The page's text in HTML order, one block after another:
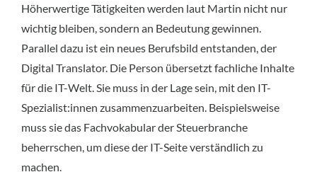
Höherwertige Tätigkeiten werden laut Martin nicht nur
wichtig bleiben, sondern an Bedeutung gewinnen.
Parallel dazu ist ein neues Berufsbild entstanden, der
Digital Translator. Die Person übersetzt fachliche Inhalte
für die IT-Welt. Sie muss in der Lage sein, mit den IT-
Spezialist:innen zusammenzuarbeiten. Beispielsweise
muss sie das Fachvokabular der Steuerbranche
beherrschen, um diese der IT-Seite verständlich zu
machen.